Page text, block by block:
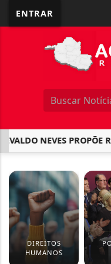
ENTRAR
NEVES PROPÕE
DIREITOS
HUMANOS